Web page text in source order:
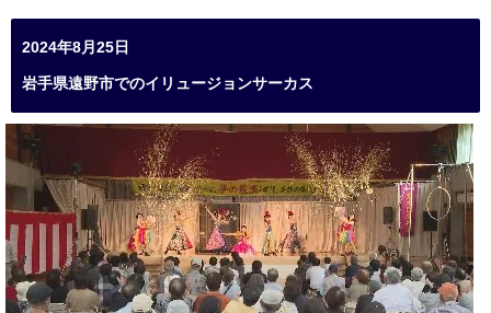
2024年8月25日
岩手県遠野市でのイリュージョンサーカス